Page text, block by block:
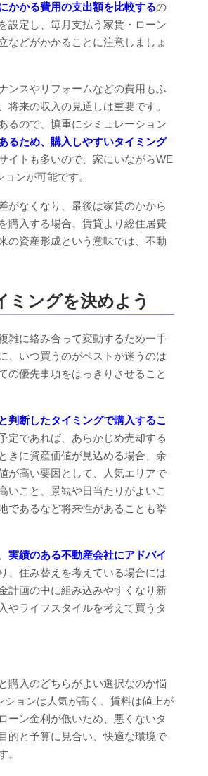
かかる費用の支出額を比較するの
設定し、毎月支払う家賃・ローン
などがかかることに注意しましょ
ンスやリフォームなどの費用もふ
来の収入の見通しは重要です。
るので、慎重にシミュレーション
るため、購入しやすいタイミング
イトも多いので、家にいながらWE
ンが可能です。
がなくなり、最後は家賃のかから
購入する場合、賃貸より総住居費
の資産形成という意味では、不動
ミングを決めよう
雑に絡み合って変動するため一手
、いつ買うのがベストか迷うのは
の優先事項をはっきりさせること
判断したタイミングで購入するこ
定であれば、あらかじめ売却する
きに資産価値が見込める場合、余
が高い要因として、人気エリアで
いこと、景観や日当たりがよいこ
であるなど将来性があることも挙
実績のある不動産会社にアドバイ
、住み替えを考えている場合には
計画の中に組み込みやすくなり新
やライフスタイルを考えて買うタ
購入のどちらがよい選択なのか悩
ションは人気が高く、賃料は値上が
ーン金利が低いため、悪くないタ
的と予算に見合い、快適な環境で
。